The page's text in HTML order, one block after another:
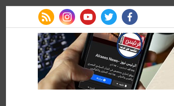
facebook
twitter
youtube
instagram
rss feed